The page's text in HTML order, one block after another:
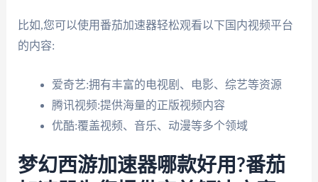
比如,您可以使用番茄加速器轻松观看以下国内视频平台
的内容:
爱奇艺:拥有丰富的电视剧、电影、综艺等资源
腾讯视频:提供海量的正版视频内容
优酷:覆盖视频、音乐、动漫等多个领域
梦幻西游加速器哪款好用?番茄